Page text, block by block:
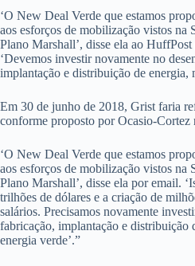
‘O New Deal Verde que estamos
aos esforços de mobilização vistos
Plano Marshall’, disse ela ao HuffPost
‘Devemos investir novamente no
implantação e distribuição de energia,
Em 30 de junho de 2018, Grist faria
conforme proposto por Ocasio-Cortez
‘O New Deal Verde que estamos
aos esforços de mobilização vistos
Plano Marshall’, disse ela por email.
trilhões de dólares e a criação de
salários. Precisamos novamente
fabricação, implantação e distribuição
energia verde’.”